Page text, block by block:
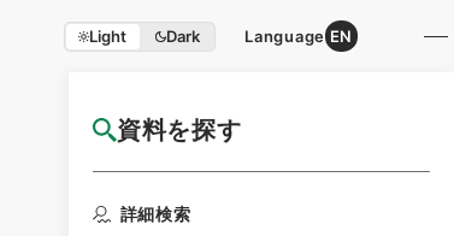
Light Dark Language EN
資料を探す
詳細検索
国立公文書館HP利用案内